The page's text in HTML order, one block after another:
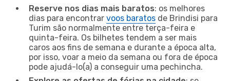
Reserve nos dias mais baratos: os melhores
dias para encontrar voos baratos de Brindisi para
Turim são normalmente entre terça-feira e
quinta-feira. Os bilhetes tendem a ser mais
caros aos fins de semana e durante a época alta,
por isso, voar a meio da semana ou fora de época
pode ajudá-lo(a) a conseguir uma pechincha.